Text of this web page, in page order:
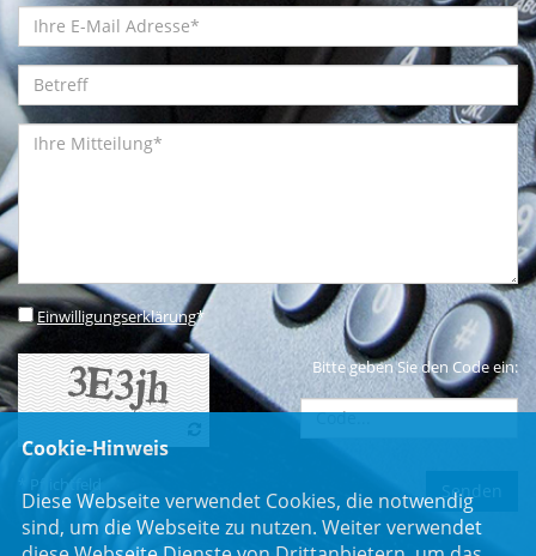
Einwilligungserklärung*
Bitte geben Sie den Code ein:
* Pflichtfeld
Cookie-Hinweis
Diese Webseite verwendet Cookies, die notwendig
sind, um die Webseite zu nutzen. Weiter verwendet